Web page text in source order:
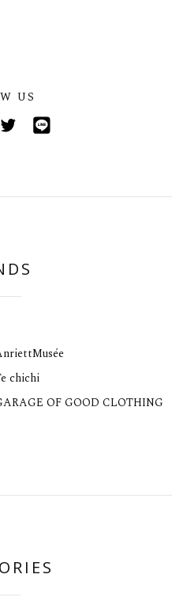
US
Twitter
chichi
OF GOOD CLOTHING